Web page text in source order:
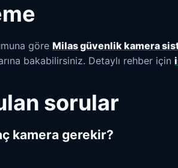
göre Milas güvenlik kamera
bakabilirsiniz. Detaylı rehber için
sorular
kamera gerekir?